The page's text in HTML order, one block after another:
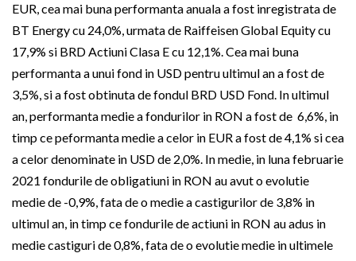
EUR, cea mai buna performanta anuala a fost inregistrata de
BT Energy cu 24,0%, urmata de Raiffeisen Global Equity cu
17,9% si BRD Actiuni Clasa E cu 12,1%. Cea mai buna
performanta a unui fond in USD pentru ultimul an a fost de
3,5%, si a fost obtinuta de fondul BRD USD Fond. In ultimul
an, performanta medie a fondurilor in RON a fost de 6,6%, in
timp ce peformanta medie a celor in EUR a fost de 4,1% si cea
a celor denominate in USD de 2,0%. In medie, in luna februarie
2021 fondurile de obligatiuni in RON au avut o evolutie
medie de -0,9%, fata de o medie a castigurilor de 3,8% in
ultimul an, in timp ce fondurile de actiuni in RON au adus in
medie castiguri de 0,8%, fata de o evolutie medie in ultimele